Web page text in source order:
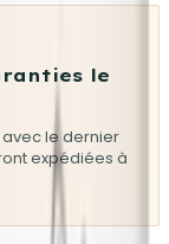
le
le dernier
expédiées à